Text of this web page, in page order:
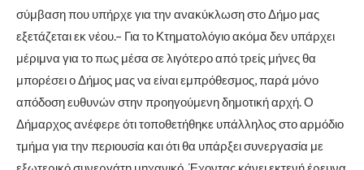
σύμβαση που υπήρχε για την ανακύκλωση στο Δήμο μας
εξετάζεται εκ νέου.– Για το Κτηματολόγιο ακόμα δεν υπάρχει
μέριμνα για το πως μέσα σε λιγότερο από τρείς μήνες θα
μπορέσει ο Δήμος μας να είναι εμπρόθεσμος, παρά μόνο
απόδοση ευθυνών στην προηγούμενη δημοτική αρχή. Ο
Δήμαρχος ανέφερε ότι τοποθετήθηκε υπάλληλος στο αρμόδιο
τμήμα για την περιουσία και ότι θα υπάρξει συνεργασία με